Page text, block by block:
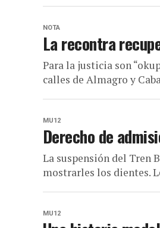
NOTA
La recontra
Para la justicia son
calles de Almagro y
MU12
Derecho de
La suspensión del Tren
mostrarles los dientes.
MU12